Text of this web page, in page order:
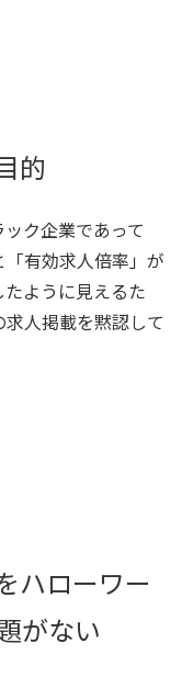
的
ク企業であって
有効求人倍率」が
ように見えるた
人掲載を黙認して
ハローワー
がない